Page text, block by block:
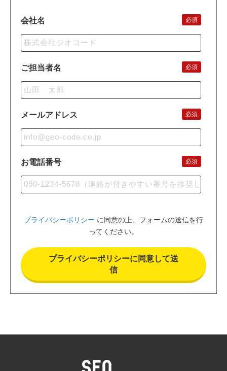
会社名 必須
ご担当者名 必須
メールアドレス 必須
お電話番号 必須
プライバシーポリシー に同意の上、フォームの送信を行
ってください。
プライバシーポリシーに同意して送
信